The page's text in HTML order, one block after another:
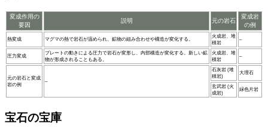
変成作用の
要因
説明 元の岩石
変成岩
の例
熱変成 マグマの熱で岩石が温められ、鉱物の組み合わせや構造が変化する。
火成岩、堆
積岩
–
圧力変成
プレートの動きによる圧力で岩石が変形し、内部構造が変化する。新しい鉱
物が形成されることもある。
火成岩、堆
積岩
–
元の岩石と変成
岩の例
–
石灰岩 (堆
積岩)
大理石
玄武岩 (火
成岩)
緑色片岩
宝石の宝庫